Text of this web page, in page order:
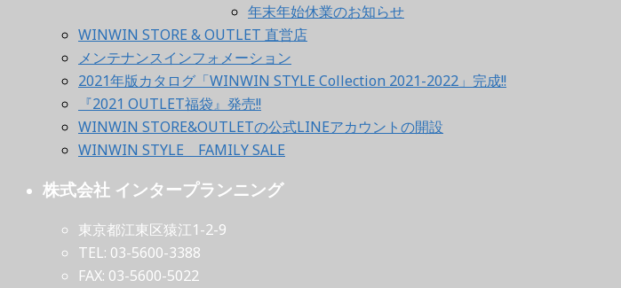
年末年始休業のお知らせ
WINWIN STORE & OUTLET 直営店
メンテナンスインフォメーション
2021年版カタログ「WINWIN STYLE Collection 2021-2022」完成!!
『2021 OUTLET福袋』発売!!
WINWIN STORE&OUTLETの公式LINEアカウントの開設
WINWIN STYLE FAMILY SALE
株式会社 インタープランニング
東京都江東区猿江1-2-9
TEL: 03-5600-3388
FAX: 03-5600-5022